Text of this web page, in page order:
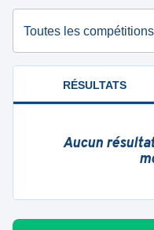
Toutes les compétitions
RÉSULTATS
Aucun